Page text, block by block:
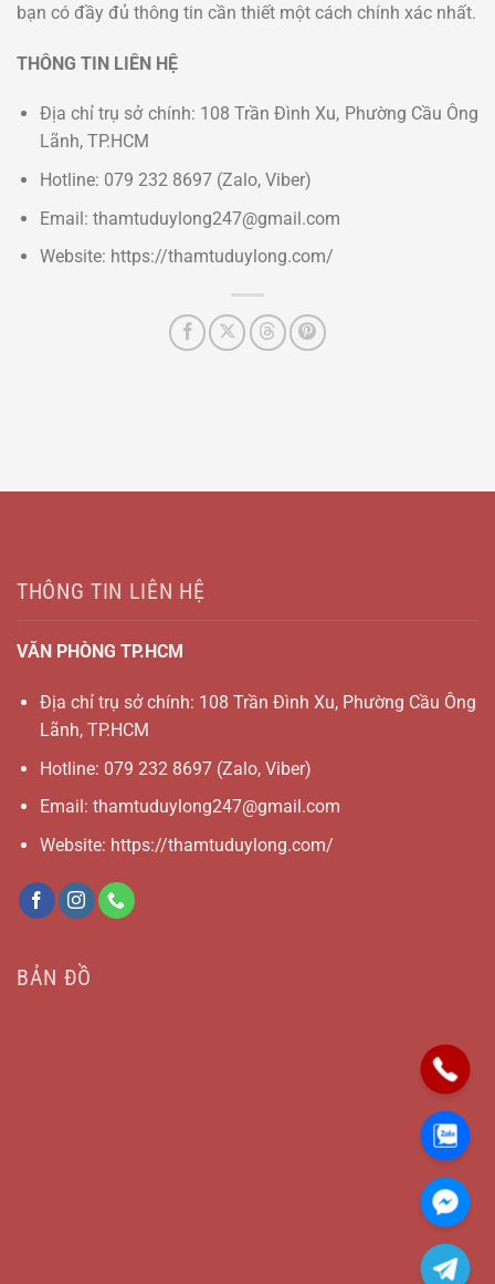
bạn có đầy đủ thông tin cần thiết một cách chính xác nhất.
THÔNG TIN LIÊN HỆ
Địa chỉ trụ sở chính: 108 Trần Đình Xu, Phường Cầu Ông
Lãnh, TP.HCM
Hotline: 079 232 8697 (Zalo, Viber)
Email: thamtuduylong247@gmail.com
Website: https://thamtuduylong.com/
THÔNG TIN LIÊN HỆ
VĂN PHÒNG TP.HCM
Địa chỉ trụ sở chính: 108 Trần Đình Xu, Phường Cầu Ông
Lãnh, TP.HCM
Hotline: 079 232 8697(Zalo, Viber)
Email: thamtuduylong247@gmail.com
Website: https://thamtuduylong.com/
BẢN ĐỒ